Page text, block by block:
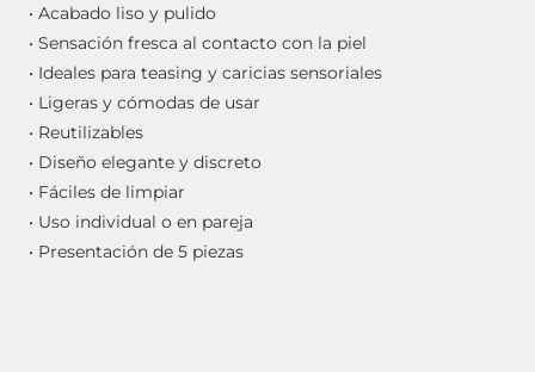
• Acabado liso y pulido
• Sensación fresca al contacto con la piel
• Ideales para teasing y caricias sensoriales
• Ligeras y cómodas de usar
• Reutilizables
• Diseño elegante y discreto
• Fáciles de limpiar
• Uso individual o en pareja
• Presentación de 5 piezas